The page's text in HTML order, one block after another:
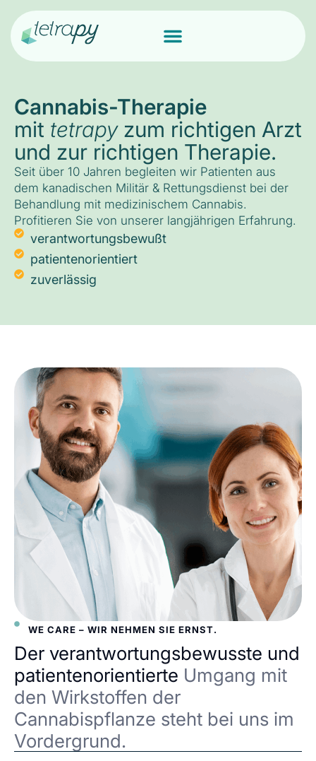
Cannabis-Therapie
mit tetrapyzum richtigen Arzt
und zur richtigen Therapie.
Seit über 10 Jahren begleiten wir Patienten aus
dem kanadischen Militär & Rettungsdienst bei der
Behandlung mit medizinischem Cannabis.
Profitieren Sie von unserer langjährigen Erfahrung.
verantwortungsbewußt
patientenorientiert
zuverlässig
WE CARE – WIR NEHMEN SIE ERNST.
Der verantwortungsbewusste und
patientenorientierte Umgang mit
den Wirkstoffen der
Cannabispflanze steht bei uns im
Vordergrund.